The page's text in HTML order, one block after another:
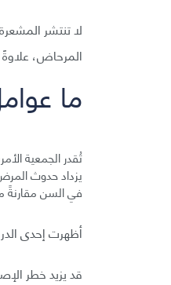
لا تنتشر
المرحاض،
ما
تُقدر الجمعية
في السن مقارنةً
أظهرت إحدى
قد يزيد خطر